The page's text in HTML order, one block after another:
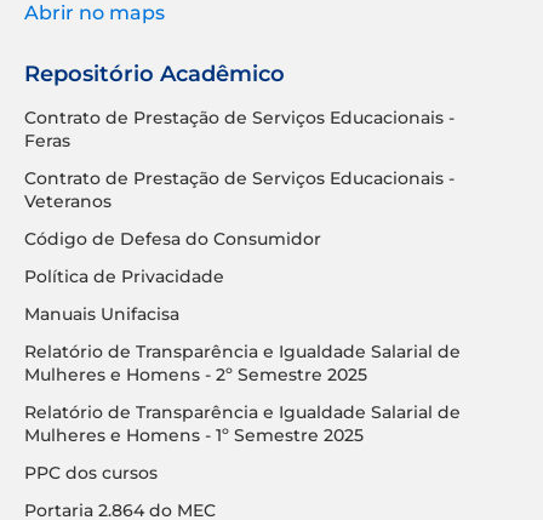
Abrir no maps
Repositório Acadêmico
Contrato de Prestação de Serviços Educacionais -
Feras
Contrato de Prestação de Serviços Educacionais -
Veteranos
Código de Defesa do Consumidor
Política de Privacidade
Manuais Unifacisa
Relatório de Transparência e Igualdade Salarial de
Mulheres e Homens - 2º Semestre 2025
Relatório de Transparência e Igualdade Salarial de
Mulheres e Homens - 1º Semestre 2025
PPC dos cursos
Portaria 2.864 do MEC